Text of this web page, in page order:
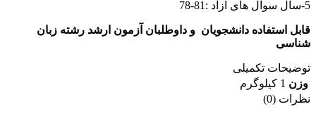
5-سال سوال های آزاد :81-78
قابل استفاده دانشجویان و داوطلبان آزمون ارشد رشته زبان
شناسی
توضیحات تکمیلی
وزن 1 کیلوگرم
نظرات (0)